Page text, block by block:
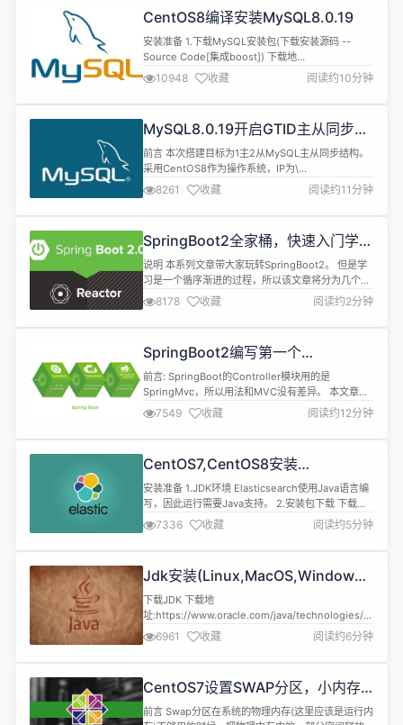
CentOS8编译安装MySQL8.0.19
安装准备 1.下载MySQL安装包(下载安装源码 --
Source Code[集成boost]) 下载地
址:https://dev.mysql.com/downloads/mysql 2.
编译环境准备:(已经安装就无需重复操作)针对
CentOS其他请百度 sh 复制代码 dnf install -y
10948 收藏 阅读约10分钟
MySQL8.0.19开启GTID主从同步
CentOS8
前言 本次搭建目标为1主2从MySQL主从同步结构。
采用CentOS8作为操作系统，IP为\
[10.0.0.211,10.0.0.212,10.0.0.213]。MySQL版本为
8.0.19，端口均采用3306。本文仅讲解主从配置，
因此安装MySQL的方式请参考安装文档。 GTID模式
增加...
8261 收藏 阅读约11分钟
SpringBoot2全家桶，快速入门学习
开发网站教程
说明 本系列文章带大家玩转SpringBoot2。 但是学
习是一个循序渐进的过程，所以该文章将分为几个小
章节讲述。 并且在学习SpringBoot之前需要一定的
基础知识 SpringMVC、Spring、MyBatis基础知识
Maven MySQL、Redis 本文章代码建立的环境基础
步环境 开发环境 名称...
8178 收藏 阅读约2分钟
SpringBoot2编写第一个
Controller，响应你的http请求并返
回结果
前言: SpringBoot的Controller模块用的是
SpringMvc，所以用法和MVC没有差异。 本文章主
要讲解 1.如何接收一个请求 2.如何获取请求的参数
3.常用的两种返回值JSONObject和
ModelAndView 4.GET请求和POST请求 5.获取路
HttpServletRespo...
7549 收藏 阅读约12分钟
CentOS7,CentOS8安装
Elasticsearch6.8.6
安装准备 1.JDK环境 Elasticsearch使用Java语言编
写，因此运行需要Java支持。 2.安装包下载 下载地
址:https://www.elastic.co/cn 3.可视化工具
elasticsearch-head下载(可选) 下载地
址:https://github.com/mobz/elasticsearch-head
7336 收藏 阅读约5分钟
Jdk安装(Linux,MacOS,Windows),
包含三大操作系统的最全安装
下载JDK 下载地
址:https://www.oracle.com/java/technologies/javase-
downloads.html 注意:依据自己的操作系统下载对
应的JDK版本 Linux: jdk-17_linux-x64_bin.tar.gz
173.30 MB MacOS: jdk-17_macos-x64_bin.tar.gz
6961 收藏 阅读约6分钟
CentOS7设置SWAP分区，小内存
服务器的救世主
前言 Swap分区在系统的物理内存(这里应该是运行内